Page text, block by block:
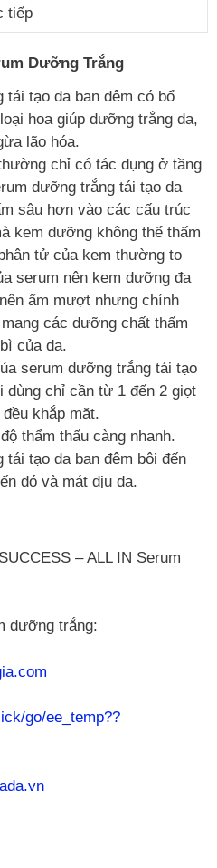
tiếp
Dưỡng Trắng
tái tạo da ban đêm có bổ
hoa giúp dưỡng trắng da,
lão hóa.
chỉ có tác dụng ở tầng
dưỡng trắng tái tạo da
sâu hơn vào các cấu trúc
kem dưỡng không thể thấm
tử của kem thường to
serum nên kem dưỡng đa
ẩm mượt nhưng chính
các dưỡng chất thấm
của da.
serum dưỡng trắng tái tạo
dùng chỉ cần từ 1 đến 2 giọt
khắp mặt.
thẩm thấu càng nhanh.
tái tạo da ban đêm bôi đến
đó và mát dịu da.
– ALL IN Serum
dưỡng trắng:
go/ee_temp??